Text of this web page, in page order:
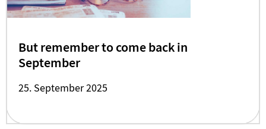
But remember to come back in
September
25. September 2025